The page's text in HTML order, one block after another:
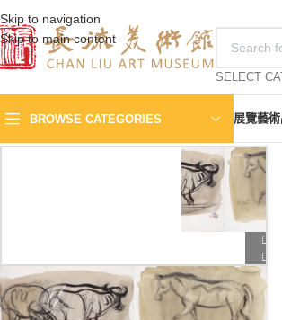
Skip to navigation
Skip to main content
SELECT
BROWSE CATEGORIES 展覽藝